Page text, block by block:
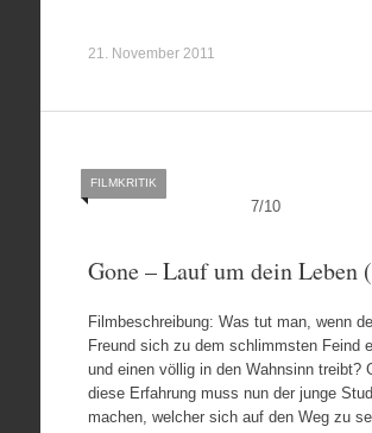
21. November 2011
7/10
FILMKRITIK
Gone – Lauf um dein Leben
Filmbeschreibung: Was tut man, wenn
Freund sich zu dem schlimmsten Feind
und einen völlig in den Wahnsinn treibt?
diese Erfahrung muss nun der junge
machen, welcher sich auf den Weg zu